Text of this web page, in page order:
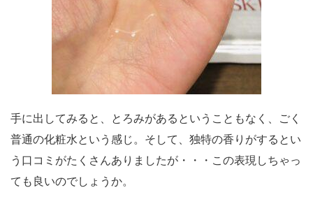
手に出してみると、とろみがあるということもなく、ごく
普通の化粧水という感じ。そして、独特の香りがするとい
う口コミがたくさんありましたが・・・この表現しちゃっ
ても良いのでしょうか。